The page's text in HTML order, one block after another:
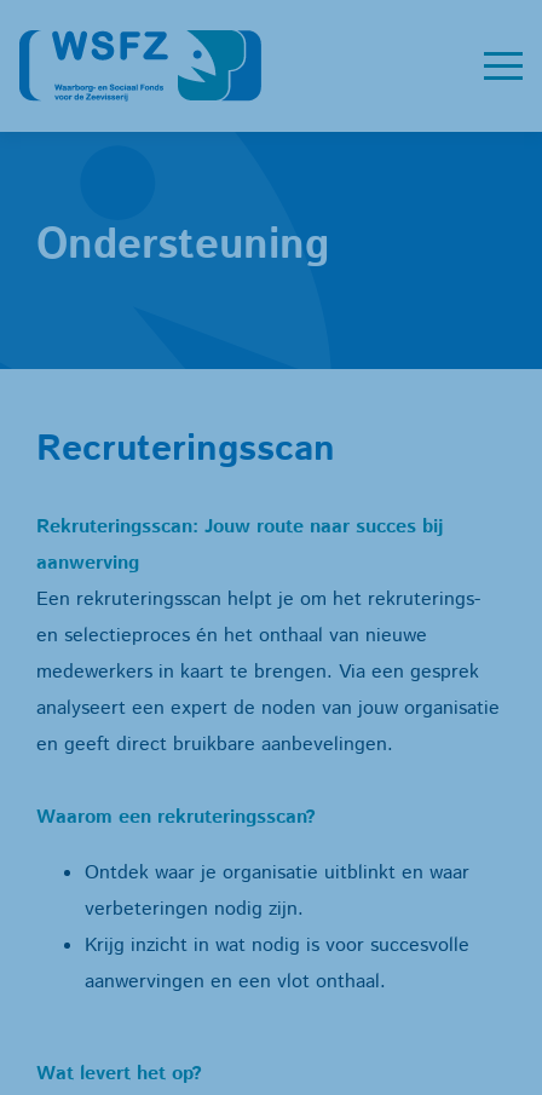
Ondersteuning
Recruteringsscan
Rekruteringsscan: Jouw route naar succes bij
aanwerving
Een rekruteringsscan helpt je om het rekruterings-
en selectieproces én het onthaal van nieuwe
medewerkers in kaart te brengen. Via een gesprek
analyseert een expert de noden van jouw organisatie
en geeft direct bruikbare aanbevelingen.
Waarom een rekruteringsscan?
Ontdek waar je organisatie uitblinkt en waar
verbeteringen nodig zijn.
Krijg inzicht in wat nodig is voor succesvolle
aanwervingen en een vlot onthaal.
Wat levert het op?